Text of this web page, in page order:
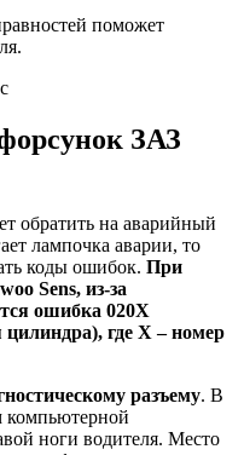
поможет
ЗАЗ
обратить на аварийный
лампочка аварии, то
коды ошибок. При
Sens, из-за
ошибка 020Х
цилиндра), где Х – номер
разъему. В
компьютерной
ноги водителя. Место